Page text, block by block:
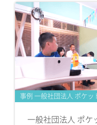
事例 一般社団法人 ポケッ
一般社団法人 ポケ